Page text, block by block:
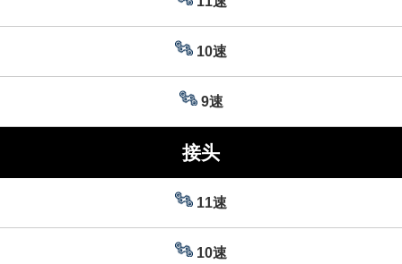
10速
9速
接头
11速
10速